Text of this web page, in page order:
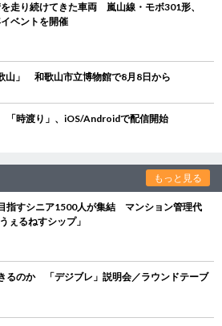
走り続けてきた車両 嵐山線・モボ301形、
ベントを開催
山」 和歌山市立博物館で8月8日から
「時渡り」、iOS/Androidで配信開始
もっと見る
指すシニア1500人が集結 マンション管理代
ぇるねすシップ」
るのか 「デジブレ」説明会／ラウンドテーブ